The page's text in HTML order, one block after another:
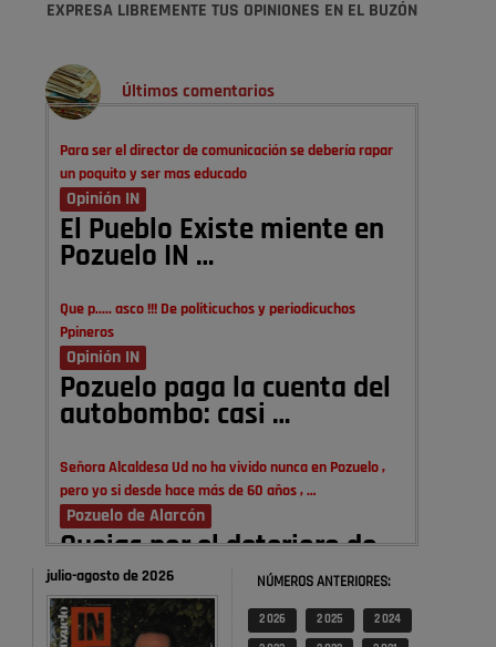
EXPRESA LIBREMENTE TUS OPINIONES EN EL BUZÓN
Últimos comentarios
Para ser el director de comunicación se debería rapar
un poquito y ser mas educado
Opinión IN
El Pueblo Existe miente en
Pozuelo IN …
Que p..... asco !!! De politicuchos y periodicuchos
Ppineros
Opinión IN
Pozuelo paga la cuenta del
autobombo: casi …
Señora Alcaldesa Ud no ha vivido nunca en Pozuelo ,
pero yo si desde hace más de 60 años , …
Pozuelo de Alarcón
Quejas por el deterioro de
la limpieza …
A ver si es posible que haya vivienda para familias con
julio-agosto de 2026 NÚMEROS ANTERIORES:
2 026 2 025 2 024